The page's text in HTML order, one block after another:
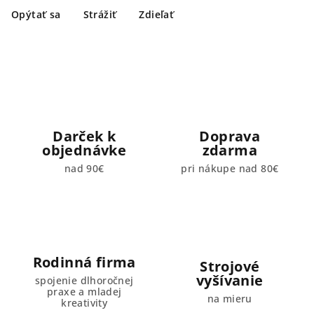
Opýtať sa Strážiť Zdieľať
Darček k
objednávke
nad 90€
Doprava
zdarma
pri nákupe nad 80€
Rodinná firma
spojenie dlhoročnej
praxe a mladej
kreativity
Strojové
vyšívanie
na mieru